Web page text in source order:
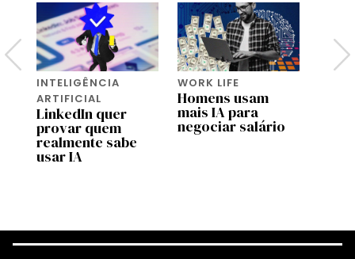
INTELIGÊNCIA
ARTIFICIAL
LinkedIn quer
provar quem
realmente sabe
usar IA
WORK LIFE
Homens usam
mais IA para
negociar salário